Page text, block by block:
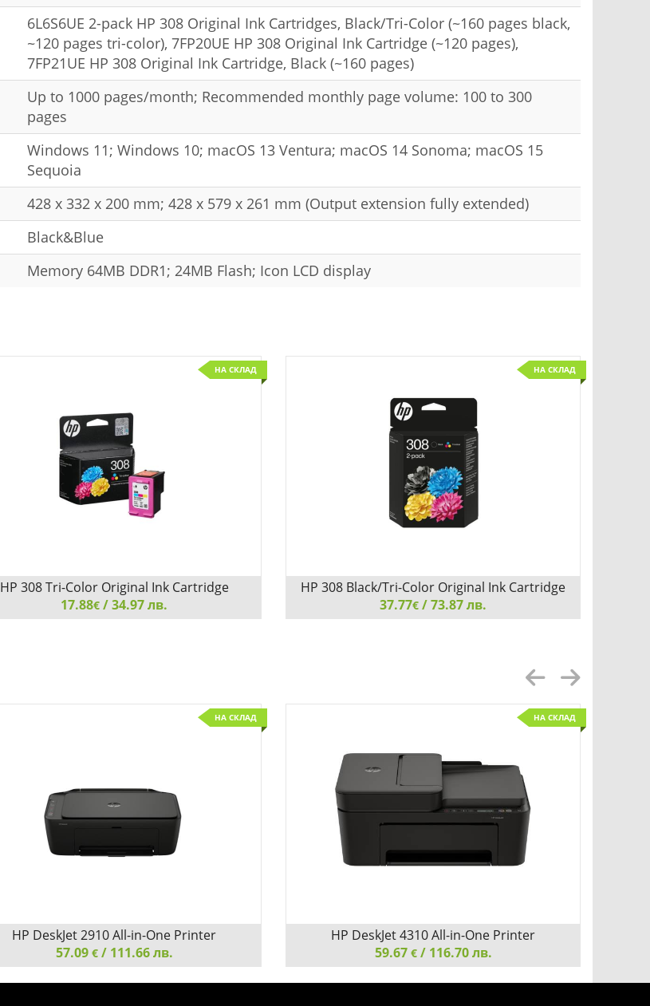
6L6S6UE 2-pack HP 308 Original Ink Cartridges, Black/Tri-Color (~160 pages black,
~120 pages tri-color), 7FP20UE HP 308 Original Ink Cartridge (~120 pages),
7FP21UE HP 308 Original Ink Cartridge, Black (~160 pages)
Up to 1000 pages/month; Recommended monthly page volume: 100 to 300
pages
Windows 11; Windows 10; macOS 13 Ventura; macOS 14 Sonoma; macOS 15
Sequoia
428 x 332 x 200 mm; 428 x 579 x 261 mm (Output extension fully extended)
Black&Blue
Memory 64MB DDR1; 24MB Flash; Icon LCD display
НА СКЛАД
HP 308 Tri-Color Original Ink Cartridge
17.88€ / 34.97 лв.
НА СКЛАД
Сравни
HP 308 Black/Tri-Color Original Ink Cartridge
Combo 2-Pack
37.77€ / 73.87 лв.
НА СКЛАД
HP DeskJet 2910 All-in-One Printer
57.09 €/ 111.66 лв.
НА СКЛАД
HP DeskJet 4310 All-in-One Printer
59.67 €/ 116.70 лв.